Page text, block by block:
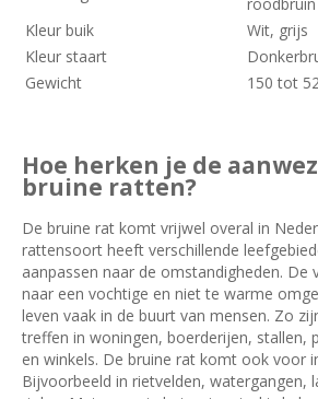
Kleur buik
Wit, grijs
Kleur staart
Gewicht
150 tot
Hoe herken je de
bruine ratten?
De bruine rat komt vrijwel overal in
rattensoort heeft verschillende
aanpassen naar de omstandigheden. De
naar een vochtige en niet te warme
leven vaak in de buurt van mensen. Zo
treffen in woningen, boerderijen, stallen,
en winkels. De bruine rat komt ook voor
Bijvoorbeeld in rietvelden, watergangen,